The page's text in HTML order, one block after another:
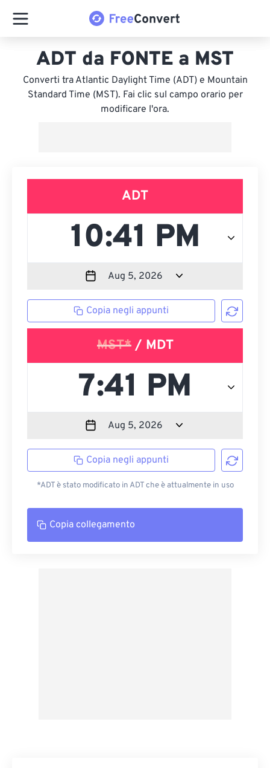
ADT da FONTE a MST
Converti tra Atlantic Daylight Time (ADT) e Mountain
Standard Time (MST). Fai clic sul campo orario per
modificare l'ora.
ADT
Copia negli appunti
MST*/ MDT
Copia negli appunti
*ADT è stato modificato in ADT che è attualmente in uso
Copia collegamento